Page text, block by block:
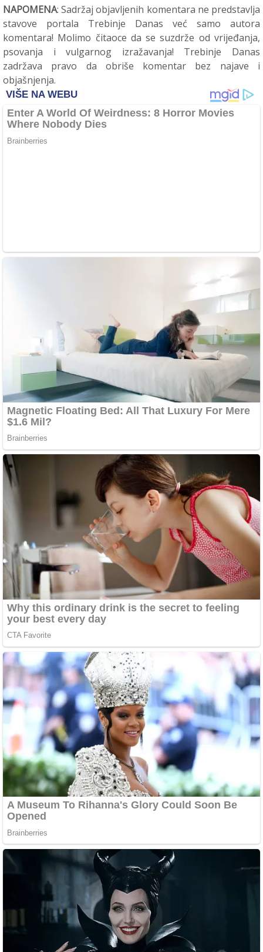
NAPOMENA: Sadržaj objavljenih komentara ne predstavlja
stavove portala Trebinje Danas već samo autora
komentara! Molimo čitaoce da se suzdrže od vrijeđanja,
psovanja i vulgarnog izražavanja! Trebinje Danas
zadržava pravo da obriše komentar bez najave i
objašnjenja.